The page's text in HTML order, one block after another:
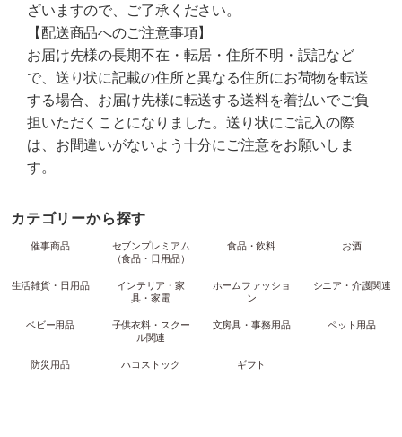
ざいますので、ご了承ください。
【配送商品へのご注意事項】
お届け先様の長期不在・転居・住所不明・誤記など
で、送り状に記載の住所と異なる住所にお荷物を転送
する場合、お届け先様に転送する送料を着払いでご負
担いただくことになりました。送り状にご記入の際
は、お間違いがないよう十分にご注意をお願いしま
す。
カテゴリーから探す
催事商品
セブンプレミアム
（食品・日用品）
食品・飲料 お酒
生活雑貨・日用品
インテリア・家
具・家電
ホームファッショ
ン
シニア・介護関連
ベビー用品
子供衣料・スクー
ル関連
文房具・事務用品 ペット用品
防災用品 ハコストック ギフト